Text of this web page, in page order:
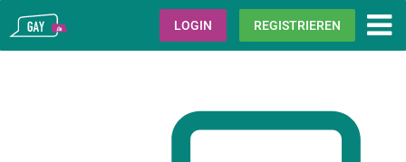
Gay.de LOGIN REGISTRIEREN